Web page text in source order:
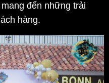
đến những trải
hàng.